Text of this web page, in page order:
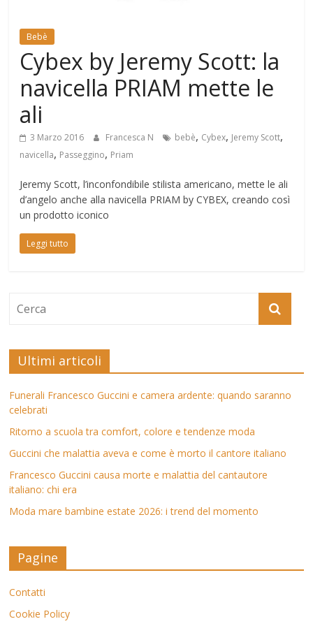
Bebè
Cybex by Jeremy Scott: la
navicella PRIAM mette le
ali
3 Marzo 2016 Francesca N bebè, Cybex, Jeremy Scott,
navicella, Passeggino, Priam
Jeremy Scott, l’inconfondibile stilista americano, mette le ali
d’angelo anche alla navicella PRIAM by CYBEX, creando così
un prodotto iconico
Leggi tutto
Ultimi articoli
Funerali Francesco Guccini e camera ardente: quando saranno
celebrati
Ritorno a scuola tra comfort, colore e tendenze moda
Guccini che malattia aveva e come è morto il cantore italiano
Francesco Guccini causa morte e malattia del cantautore
italiano: chi era
Moda mare bambine estate 2026: i trend del momento
Pagine
Contatti
Cookie Policy